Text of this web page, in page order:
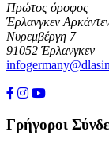
Πρώτος όροφος
Έρλανγκεν
Νυρεμβέργη 7
91052 Έρλανγκεν
Γρήγοροι